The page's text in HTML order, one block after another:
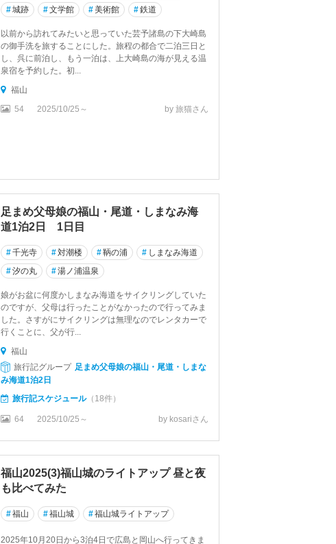
#城跡 #文学館 #美術館 #鉄道
以前から訪れてみたいと思っていた芸予諸島の下大崎島
の御手洗を旅することにした。旅程の都合で二泊三日と
し、呉に前泊し、もう一泊は、上大崎島の海が見える温
泉宿を予約した。初...
福山
54
2025/10/25～ by 旅猫さん
足まめ父母娘の福山・尾道・しまなみ海
道1泊2日 1日目
#千光寺 #対潮楼 #鞆の浦 # しまなみ海道
#汐の丸 #湯ノ浦温泉
娘がお盆に何度かしまなみ海道をサイクリングしていた
のですが、父母は行ったことがなかったので行ってみま
した。さすがにサイクリングは無理なのでレンタカーで
行くことに、父が行...
福山
旅行記グループ 足まめ父母娘の福山・尾道・しまな
み海道1泊2日
旅行記スケジュール（18件）
64 2025/10/25～ by kosariさん
福山2025(3)福山城のライトアップ 昼と夜
も比べてみた
#福山 #福山城 #福山城ライトアップ
2025年10月20日から3泊4日で広島と岡山へ行ってきま